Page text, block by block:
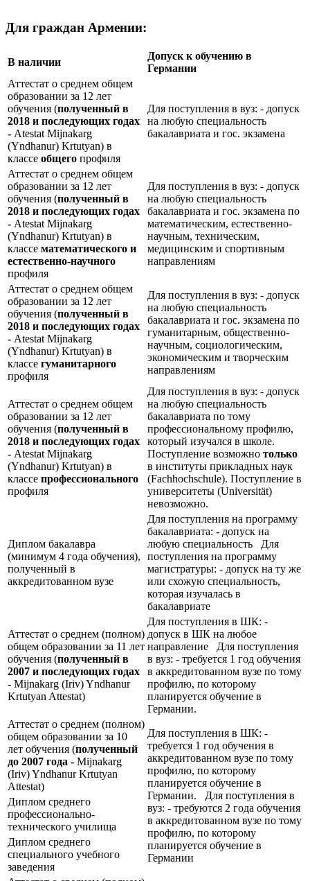
Для граждан Армении:
В наличии
Допуск к обучению в
Германии
Аттестат о среднем общем
образовании за 12 лет
обучения (полученный в
2018 и последующих годах
- Atestat Mijnakarg
(Yndhanur) Krtutyan) в
классе общего профиля
Для поступления в вуз: - допуск
на любую специальность
бакалавриата и гос. экзамена
Аттестат о среднем общем
образовании за 12 лет
обучения (полученный в
2018 и последующих годах
- Atestat Mijnakarg
(Yndhanur) Krtutyan) в
классе математического и
естественно-научного
профиля
Для поступления в вуз: - допуск
на любую специальность
бакалавриата и гос. экзамена по
математическим, естественно-
научным, техническим,
медицинским и спортивным
направлениям
Аттестат о среднем общем
образовании за 12 лет
обучения (полученный в
2018 и последующих годах
- Atestat Mijnakarg
(Yndhanur) Krtutyan) в
классе гуманитарного
профиля
Для поступления в вуз: - допуск
на любую специальность
бакалавриата и гос. экзамена по
гуманитарным, общественно-
научным, социологическим,
экономическим и творческим
направлениям
Аттестат о среднем общем
образовании за 12 лет
обучения (полученный в
2018 и последующих годах
- Atestat Mijnakarg
(Yndhanur) Krtutyan) в
классе профессионального
профиля
Для поступления в вуз: - допуск
на любую специальность
бакалавриата по тому
профессиональному профилю,
который изучался в школе.
Поступление возможно только
в институты прикладных наук
(Fachhochschule). Поступление в
университеты (Universität)
невозможно.
Диплом бакалавра
(минимум 4 года обучения),
полученный в
аккредитованном вузе
Для поступления на программу
бакалавриата: - допуск на
любую специальность Для
поступления на программу
магистратуры: - допуск на ту же
или схожую специальность,
которая изучалась в
бакалавриате
Аттестат о среднем (полном)
общем образовании за 11 лет
обучения (полученный в
2007 и последующих годах
- Mijnakarg (Iriv) Yndhanur
Krtutyan Attestat)
Для поступления в ШК: -
допуск в ШК на любое
направление Для поступления
в вуз: - требуется 1 год обучения
в аккредитованном вузе по тому
профилю, по которому
планируется обучение в
Германии.
Аттестат о среднем (полном)
общем образовании за 10
лет обучения (полученный
до 2007 года - Mijnakarg
(Iriv) Yndhanur Krtutyan
Attestat)
Для поступления в ШК: -
требуется 1 год обучения в
аккредитованном вузе по тому
профилю, по которому
планируется обучение в
Германии. Для поступления в
вуз: - требуются 2 года обучения
в аккредитованном вузе по тому
профилю, по которому
планируется обучение в
Германии
Диплом среднего
профессионально-
технического училища
Диплом среднего
специального учебного
заведения